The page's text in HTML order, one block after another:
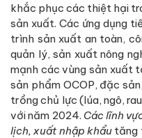
khắc phục các thiệt hại
sản xuất. Các ứng dụng
trình sản xuất an toàn,
quản lý, sản xuất nông
mạnh các vùng sản xuất
sản phẩm OCOP, đặc
trồng chủ lực (lúa, ngô,
với năm 2024. Các lĩnh
lịch, xuất nhập khẩu tăng